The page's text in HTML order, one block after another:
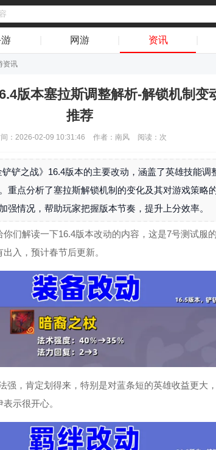
网游 资讯
资讯
版本塞拉斯调整解析-解锁机制变
推荐
间：2026-02-09 10:31:46 作者：南风 阅读： 次
铲之战》16.4版本的主要改动，涵盖了英雄技能调
重点分析了塞拉斯解锁机制的变化及其对游戏策略
强情况，帮助玩家把握版本节奏，提升上分效率。
们解读一下16.4版本改动的内容，这是7号测试服
入，预计春节后更新。
强，肯定划得来，特别是对蓝条短的英雄收益更大
示很开心。